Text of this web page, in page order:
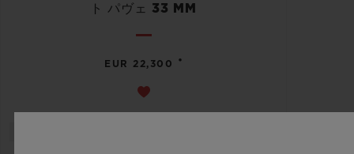
ト パヴェ 33 MM
EUR 22,300 •